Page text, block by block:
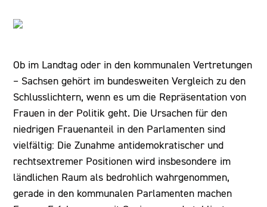
Ob im Landtag oder in den kommunalen Vertretungen
– Sachsen gehört im bundesweiten Vergleich zu den
Schlusslichtern, wenn es um die Repräsentation von
Frauen in der Politik geht. Die Ursachen für den
niedrigen Frauenanteil in den Parlamenten sind
vielfältig: Die Zunahme antidemokratischer und
rechtsextremer Positionen wird insbesondere im
ländlichen Raum als bedrohlich wahrgenommen,
gerade in den kommunalen Parlamenten machen